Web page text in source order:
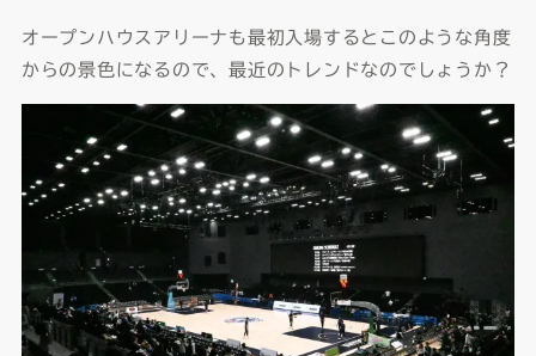
オープンハウスアリーナも最初入場するとこのような角度
からの景色になるので、最近のトレンドなのでしょうか？